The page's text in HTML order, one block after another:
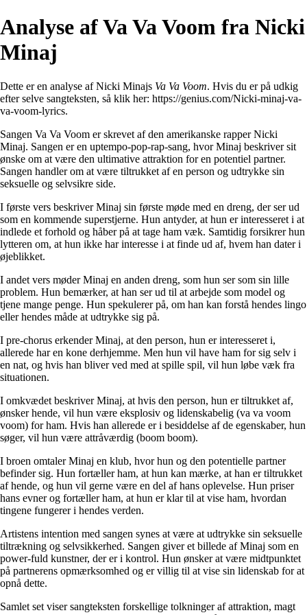
Analyse af Va Va Voom fra Nicki
Minaj
Dette er en analyse af Nicki Minajs Va Va Voom. Hvis du er på udkig
efter selve sangteksten, så klik her: https://genius.com/Nicki-minaj-va-
va-voom-lyrics.
Sangen Va Va Voom er skrevet af den amerikanske rapper Nicki
Minaj. Sangen er en uptempo-pop-rap-sang, hvor Minaj beskriver sit
ønske om at være den ultimative attraktion for en potentiel partner.
Sangen handler om at være tiltrukket af en person og udtrykke sin
seksuelle og selvsikre side.
I første vers beskriver Minaj sin første møde med en dreng, der ser ud
som en kommende superstjerne. Hun antyder, at hun er interesseret i at
indlede et forhold og håber på at tage ham væk. Samtidig forsikrer hun
lytteren om, at hun ikke har interesse i at finde ud af, hvem han dater i
øjeblikket.
I andet vers møder Minaj en anden dreng, som hun ser som sin lille
problem. Hun bemærker, at han ser ud til at arbejde som model og
tjene mange penge. Hun spekulerer på, om han kan forstå hendes lingo
eller hendes måde at udtrykke sig på.
I pre-chorus erkender Minaj, at den person, hun er interesseret i,
allerede har en kone derhjemme. Men hun vil have ham for sig selv i
en nat, og hvis han bliver ved med at spille spil, vil hun løbe væk fra
situationen.
I omkvædet beskriver Minaj, at hvis den person, hun er tiltrukket af,
ønsker hende, vil hun være eksplosiv og lidenskabelig (va va voom
voom) for ham. Hvis han allerede er i besiddelse af de egenskaber, hun
søger, vil hun være attråværdig (boom boom).
I broen omtaler Minaj en klub, hvor hun og den potentielle partner
befinder sig. Hun fortæller ham, at hun kan mærke, at han er tiltrukket
af hende, og hun vil gerne være en del af hans oplevelse. Hun priser
hans evner og fortæller ham, at hun er klar til at vise ham, hvordan
tingene fungerer i hendes verden.
Artistens intention med sangen synes at være at udtrykke sin seksuelle
tiltrækning og selvsikkerhed. Sangen giver et billede af Minaj som en
power-fuld kunstner, der er i kontrol. Hun ønsker at være midtpunktet
på partnerens opmærksomhed og er villig til at vise sin lidenskab for at
opnå dette.
Samlet set viser sangteksten forskellige tolkninger af attraktion, magt